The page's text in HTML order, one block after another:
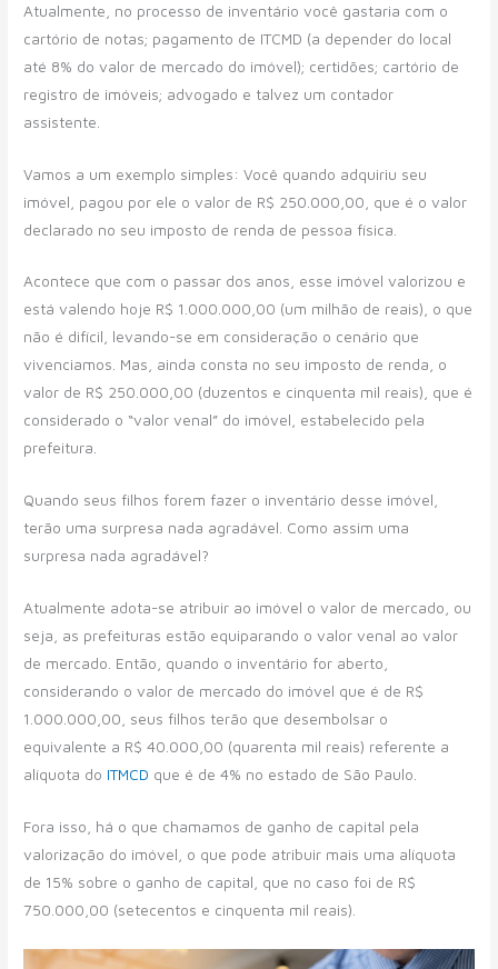
Atualmente, no processo de inventário você gastaria com o
cartório de notas; pagamento de ITCMD (a depender do local
até 8% do valor de mercado do imóvel); certidões; cartório de
registro de imóveis; advogado e talvez um contador
assistente.
Vamos a um exemplo simples: Você quando adquiriu seu
imóvel, pagou por ele o valor de R$ 250.000,00, que é o valor
declarado no seu imposto de renda de pessoa física.
Acontece que com o passar dos anos, esse imóvel valorizou e
está valendo hoje R$ 1.000.000,00 (um milhão de reais), o que
não é difícil, levando-se em consideração o cenário que
vivenciamos. Mas, ainda consta no seu imposto de renda, o
valor de R$ 250.000,00 (duzentos e cinquenta mil reais), que é
considerado o “valor venal” do imóvel, estabelecido pela
prefeitura.
Quando seus filhos forem fazer o inventário desse imóvel,
terão uma surpresa nada agradável. Como assim uma
surpresa nada agradável?
Atualmente adota-se atribuir ao imóvel o valor de mercado, ou
seja, as prefeituras estão equiparando o valor venal ao valor
de mercado. Então, quando o inventário for aberto,
considerando o valor de mercado do imóvel que é de R$
1.000.000,00, seus filhos terão que desembolsar o
equivalente a R$ 40.000,00 (quarenta mil reais) referente a
alíquota do ITMCD que é de 4% no estado de São Paulo.
Fora isso, há o que chamamos de ganho de capital pela
valorização do imóvel, o que pode atribuir mais uma alíquota
de 15% sobre o ganho de capital, que no caso foi de R$
750.000,00 (setecentos e cinquenta mil reais).